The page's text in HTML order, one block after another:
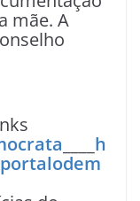
mãe. A
h